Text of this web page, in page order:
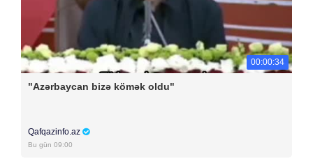
00:00:34
"Azərbaycan bizə kömək oldu"
Qafqazinfo.az
Bu gün 09:00